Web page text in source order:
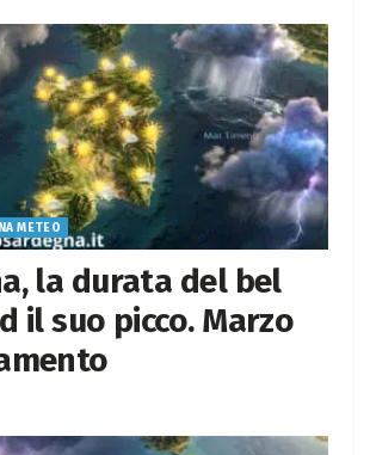
METEO
la durata del bel
il suo picco. Marzo